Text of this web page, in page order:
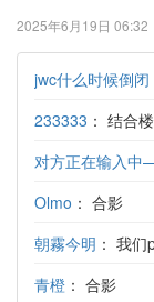
2025年6月19日 06:32
jwc什么时候倒闭
233333 ： 结合
对方正在输入
Olmo ： 合影
朝霧今明 ： 我们
青橙 ： 合影